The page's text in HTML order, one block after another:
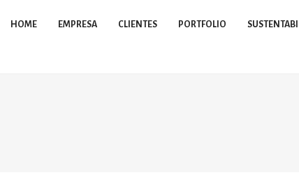
HOME EMPRESA CLIENTES PORTFOLIO